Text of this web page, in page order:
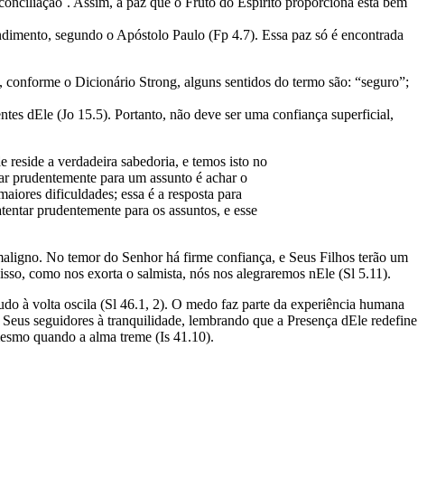
segundo o Apóstolo Paulo (Fp 4.7). Essa paz só é encontrada
o Dicionário Strong, alguns sentidos do termo são: “seguro”;
dEle (Jo 15.5). Portanto, não deve ser uma confiança superficial,
a verdadeira sabedoria, e temos isto no
prudentemente para um assunto é achar o
dificuldades; essa é a resposta para
prudentemente para os assuntos, e esse
No temor do Senhor há firme confiança, e Seus Filhos terão um
como nos exorta o salmista, nós nos alegraremos nEle (Sl 5.11).
à volta oscila (Sl 46.1, 2). O medo faz parte da experiência humana
seguidores à tranquilidade, lembrando que a Presença dEle redefine
quando a alma treme (Is 41.10).